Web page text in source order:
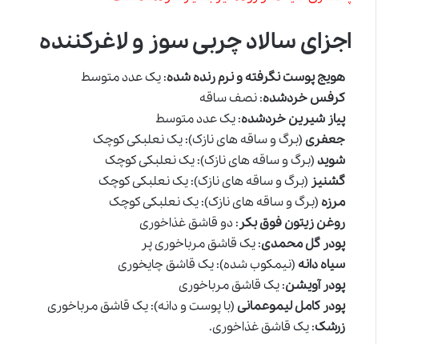
اجزای سالاد چربی سوز و لاغرکننده
هویج پوست نگرفته و نرم رنده شده: یک عدد متوسط
کرفس خردشده: نصف ساقه
پیاز شیرین خردشده: یک عدد متوسط
جعفری (برگ و ساقه های نازک): یک نعلبکی کوچک
شوید(برگ و ساقه های نازک): یک نعلبکی کوچک
گشنیز (برگ و ساقه های نازک): یک نعلبکی کوچک
مرزه (برگ و ساقه های نازک): یک نعلبکی کوچک
روغن زیتون فوق بکر: دو قاشق غذاخوری
پودر گل محمدی: یک قاشق مرباخوری پر
سیاه دانه(نیمکوب شده): یک قاشق چایخوری
پودر آویشن: یک قاشق مرباخوری
پودر کامل لیموعمانی(با پوست و دانه): یک قاشق مرباخوری
زرشک: یک قاشق غذاخوری.